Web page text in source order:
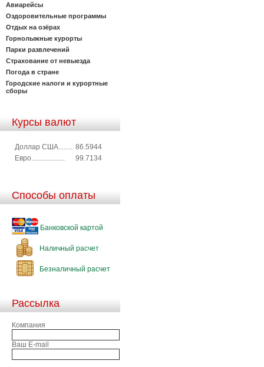
Авиарейсы
Оздоровительные программы
Отдых на озёрах
Горнолыжные курорты
Парки развлечений
Страхование от невыезда
Погода в стране
Городские налоги и курортные
сборы
Курсы валют
Доллар США........ 86.5944
Евро...................
99.7134
Способы оплаты
Банковской картой
Наличный расчет
Безналичный расчет
Рассылка
Компания
Ваш E-mail